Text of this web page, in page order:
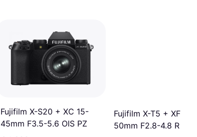
Fujifilm X-S20 + XC 15-
45mm F3.5-5.6 OIS PZ
Fujifilm X-T5 + XF 16-
50mm F2.8-4.8 R LM